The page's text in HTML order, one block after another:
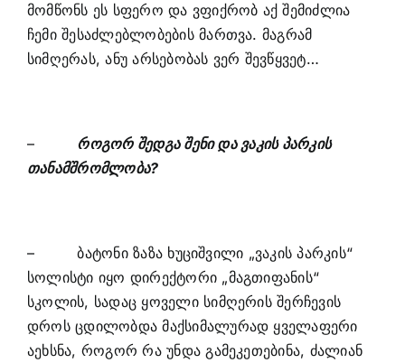
მომწონს ეს სფერო და ვფიქრობ აქ შემიძლია
ჩემი შესაძლებლობების მართვა. მაგრამ
სიმღერას, ანუ არსებობას ვერ შევწყვეტ…
– როგორ შედგა შენი და ვაკის პარკის
თანამშრომლობა?
– ბატონი ზაზა ხუციშვილი „ვაკის პარკის“
სოლისტი იყო დირექტორი „მაგთიფანის“
სკოლის, სადაც ყოველი სიმღერის შერჩევის
დროს ცდილობდა მაქსიმალურად ყველაფერი
აეხსნა, როგორ რა უნდა გამეკეთებინა, ძალიან